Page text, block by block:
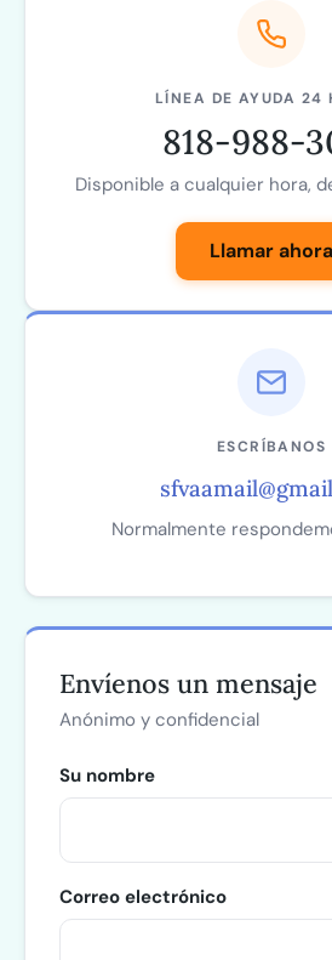
LÍNEA DE AYUDA 24
818-988-
Disponible a cualquier hora,
Llamar ahora
ESCRÍBANOS
Normalmente
Envíenos un mensaje
Anónimo y confidencial
Su nombre
Correo electrónico